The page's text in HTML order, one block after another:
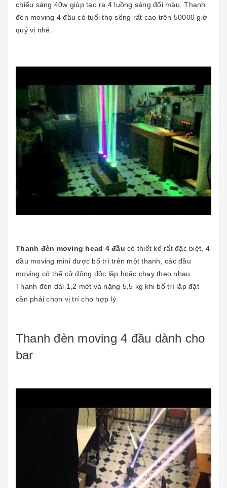
chiếu sáng 40w giúp tạo ra 4 luồng sáng đổi màu. Thanh
đèn moving 4 đầu có tuổi thọ sống rất cao trên 50000 giờ
quý vị nhé.
Thanh đèn moving head 4 đầu có thiết kế rất đặc biệt, 4
đầu moving mini được bố trí trên một thanh, các đầu
moving có thể cử động độc lập hoặc chạy theo nhau.
Thanh đèn dài 1,2 mét và nặng 5,5 kg khi bố trí lắp đặt
cần phải chọn vị trí cho hợp lý.
Thanh đèn moving 4 đầu dành cho
bar